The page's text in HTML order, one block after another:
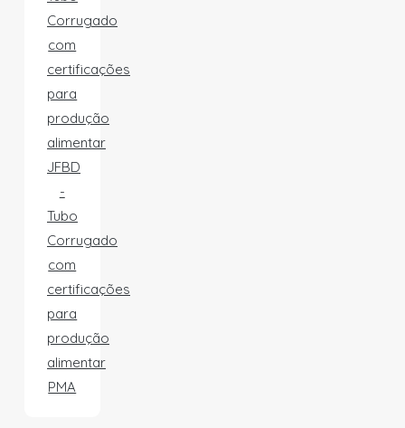
JFBD
-
Tubo
Corrugado
com
certificações
para
produção
alimentar
PMA